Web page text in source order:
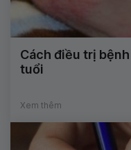
Cách điều trị
tuổi
Xem thêm